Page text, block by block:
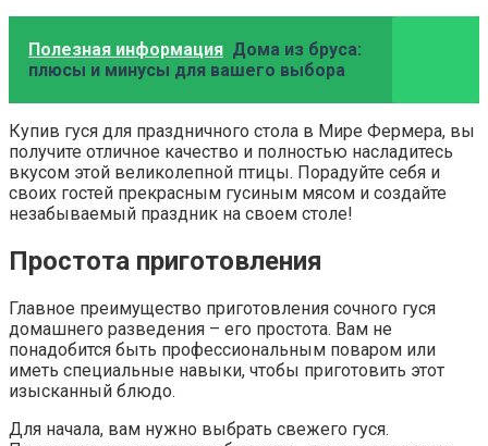
Полезная информация Дома из бруса:
плюсы и минусы для вашего выбора
Купив гуся для праздничного стола в Мире Фермера, вы
получите отличное качество и полностью насладитесь
вкусом этой великолепной птицы. Порадуйте себя и
своих гостей прекрасным гусиным мясом и создайте
незабываемый праздник на своем столе!
Простота приготовления
Главное преимущество приготовления сочного гуся
домашнего разведения – его простота. Вам не
понадобится быть профессиональным поваром или
иметь специальные навыки, чтобы приготовить этот
изысканный блюдо.
Для начала, вам нужно выбрать свежего гуся.